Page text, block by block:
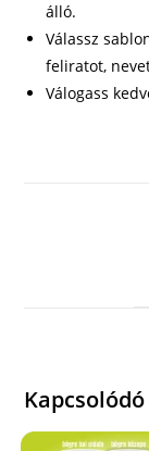
álló.
Válassz
feliratot,
Válogass